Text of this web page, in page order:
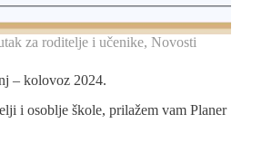
za roditelje i učenike, Novosti
– kolovoz 2024.
i osoblje škole, prilažem vam Planer